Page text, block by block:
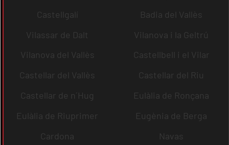
Castellgalí
Badia del Vallès
Vilassar de Dalt
Vilanova i la Geltrú
Vilanova del Vallès
Castellbell i el Vilar
Castellar del Vallès
Castellar del Riu
Castellar de n´Hug
Eulàlia de Ronçana
Eulàlia de Riuprimer
Eugènia de Berga
Cardona
Navas